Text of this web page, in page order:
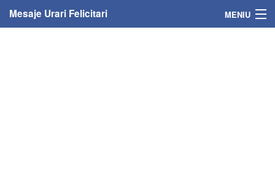
Mesaje Urari Felicitari MENIU